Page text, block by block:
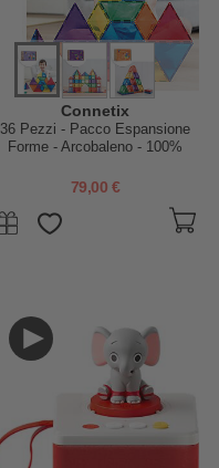
Connetix
36 Pezzi - Pacco Espansione
Forme - Arcobaleno - 100%
Apprendimento STEM!
79,00 €